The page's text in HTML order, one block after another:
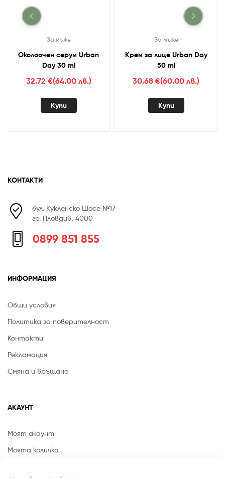
За мъже
Околоочен серум Urban
Day 30 ml
32.72 €(64.00 лв.)
Купи
За мъже
Крем за лице Urban Day
50 ml
30.68 €(60.00 лв.)
Купи
КОНТАКТИ
бул. Кукленско Шосе №17
гр. Пловдив, 4000
0899 851 855
ИНФОРМАЦИЯ
Общи условия
Политика за поверителност
Контакти
Рекламация
Смяна и връщане
АКАУНТ
Моят акаунт
Моята количка